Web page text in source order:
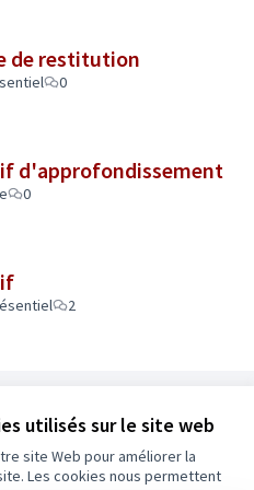
utilisés sur le site web
site Web pour améliorer la
Les cookies nous permettent
!JE
REUNION DE
pour 2025.
de restitution
0
d'approfondissement
0
2